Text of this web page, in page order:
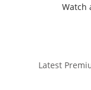
Watch
Latest